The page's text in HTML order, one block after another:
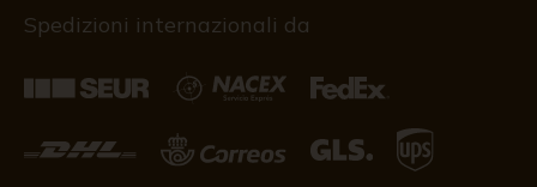
Spedizioni internazionali da